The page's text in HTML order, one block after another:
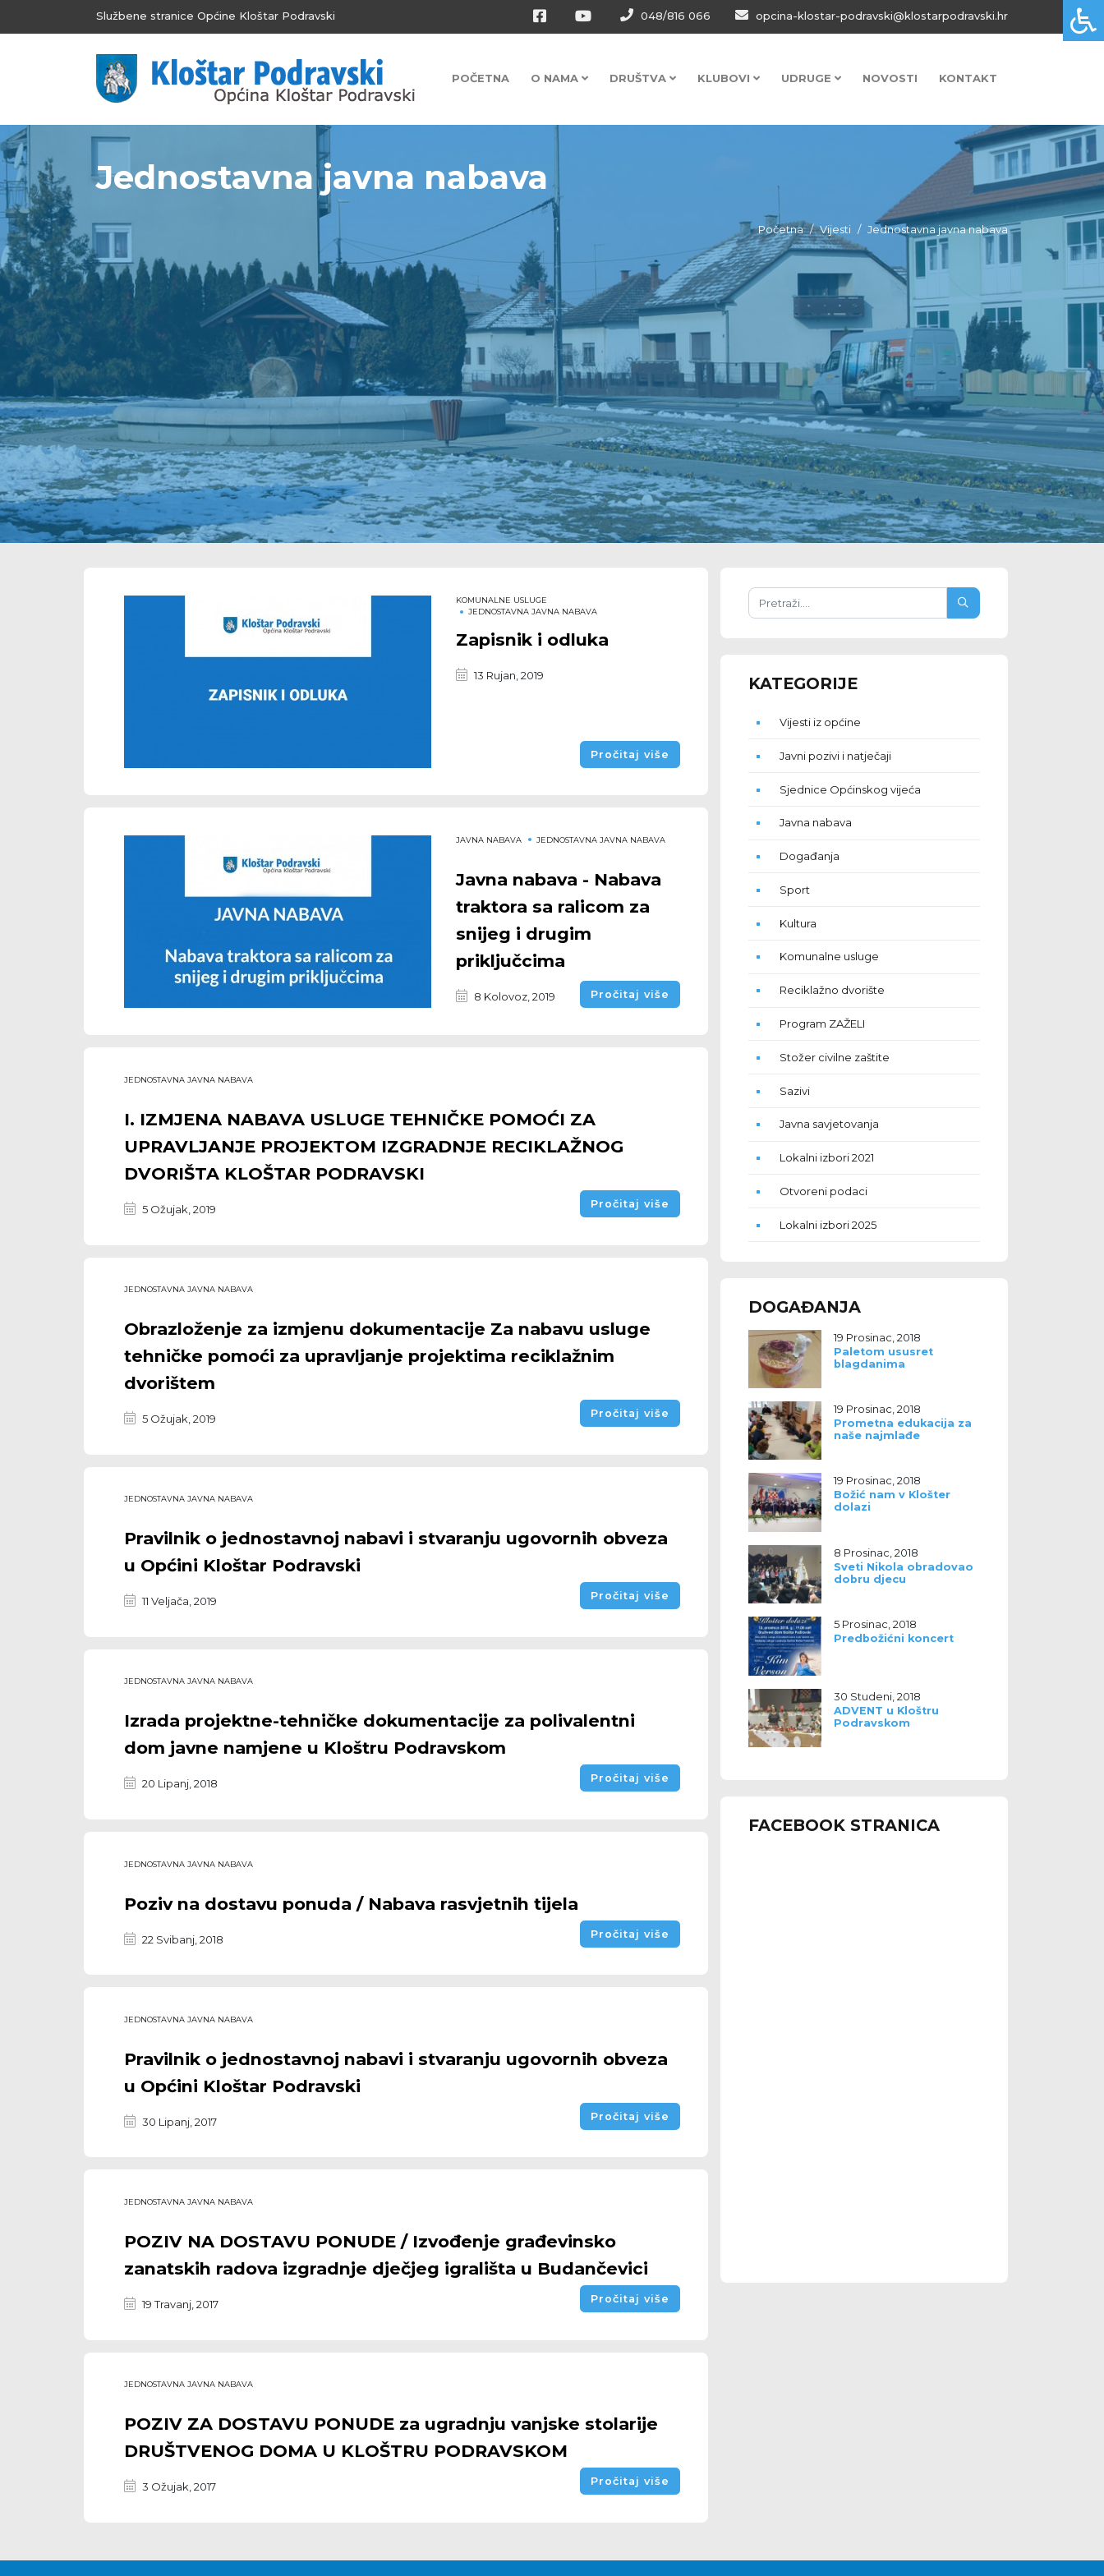
Službene stranice Općine Kloštar Podravski 048/816 066 opcina-klostar-podravski@klostarpodravski.hr
POČETNA O NAMA DRUŠTVA KLUBOVI UDRUGE NOVOSTI KONTAKT
Jednostavna javna nabava
Početna Vijesti Jednostavna javna nabava
KOMUNALNE USLUGE
JEDNOSTAVNA JAVNA NABAVA
Zapisnik i odluka
13 Rujan, 2019
Pročitaj više
JAVNA NABAVA JEDNOSTAVNA JAVNA NABAVA
Javna nabava - Nabava
traktora sa ralicom za
snijeg i drugim
priključcima
8 Kolovoz, 2019 Pročitaj više
JEDNOSTAVNA JAVNA NABAVA
I. IZMJENA NABAVA USLUGE TEHNIČKE POMOĆI ZA
UPRAVLJANJE PROJEKTOM IZGRADNJE RECIKLAŽNOG
DVORIŠTA KLOŠTAR PODRAVSKI
5 Ožujak, 2019 Pročitaj više
JEDNOSTAVNA JAVNA NABAVA
Obrazloženje za izmjenu dokumentacije Za nabavu usluge
tehničke pomoći za upravljanje projektima reciklažnim
dvorištem
5 Ožujak, 2019 Pročitaj više
JEDNOSTAVNA JAVNA NABAVA
Pravilnik o jednostavnoj nabavi i stvaranju ugovornih obveza
u Općini Kloštar Podravski
11 Veljača, 2019 Pročitaj više
JEDNOSTAVNA JAVNA NABAVA
Izrada projektne-tehničke dokumentacije za polivalentni
dom javne namjene u Kloštru Podravskom
20 Lipanj, 2018 Pročitaj više
JEDNOSTAVNA JAVNA NABAVA
Poziv na dostavu ponuda / Nabava rasvjetnih tijela
22 Svibanj, 2018 Pročitaj više
JEDNOSTAVNA JAVNA NABAVA
Pravilnik o jednostavnoj nabavi i stvaranju ugovornih obveza
u Općini Kloštar Podravski
30 Lipanj, 2017 Pročitaj više
JEDNOSTAVNA JAVNA NABAVA
POZIV NA DOSTAVU PONUDE / Izvođenje građevinsko
zanatskih radova izgradnje dječjeg igrališta u Budančevici
19 Travanj, 2017 Pročitaj više
JEDNOSTAVNA JAVNA NABAVA
POZIV ZA DOSTAVU PONUDE za ugradnju vanjske stolarije
DRUŠTVENOG DOMA U KLOŠTRU PODRAVSKOM
3 Ožujak, 2017 Pročitaj više
KATEGORIJE
Vijesti iz općine
Javni pozivi i natječaji
Sjednice Općinskog vijeća
Javna nabava
Događanja
Sport
Kultura
Komunalne usluge
Reciklažno dvorište
Program ZAŽELI
Stožer civilne zaštite
Sazivi
Javna savjetovanja
Lokalni izbori 2021
Otvoreni podaci
Lokalni izbori 2025
DOGAĐANJA
19 Prosinac, 2018
Paletom ususret
blagdanima
19 Prosinac, 2018
Prometna edukacija za
naše najmlađe
19 Prosinac, 2018
Božić nam v Klošter
dolazi
8 Prosinac, 2018
Sveti Nikola obradovao
dobru djecu
5 Prosinac, 2018
Predbožićni koncert
30 Studeni, 2018
ADVENT u Kloštru
Podravskom
FACEBOOK STRANICA